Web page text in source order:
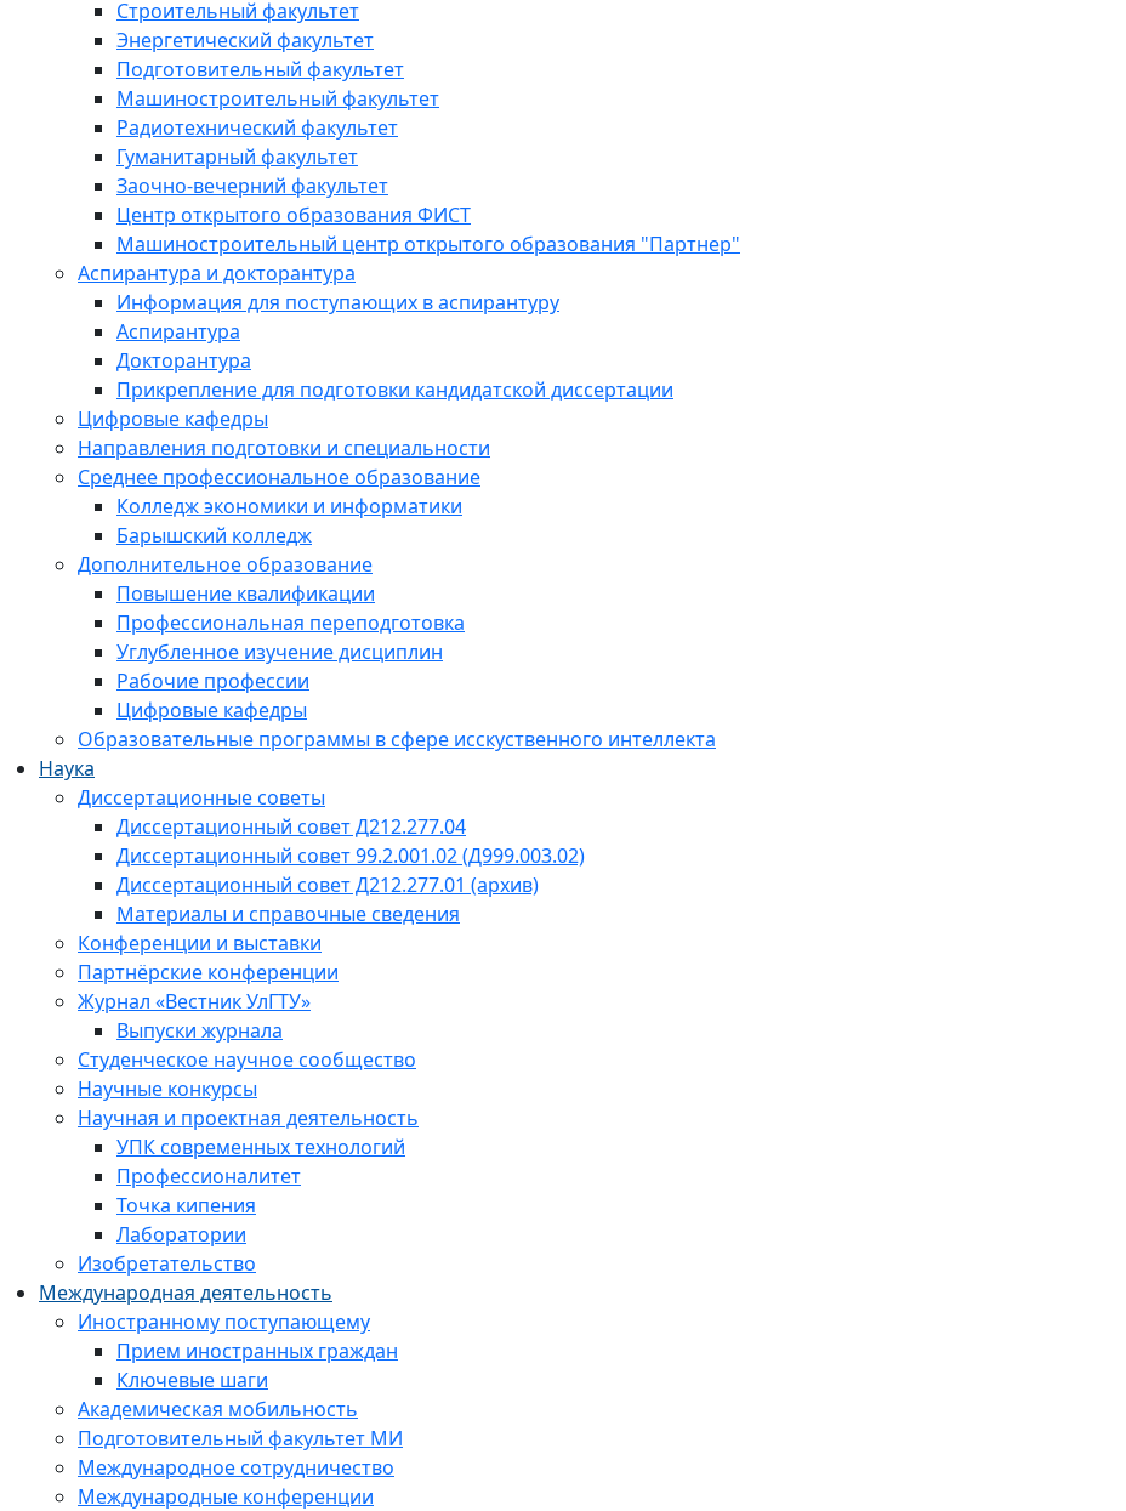
Строительный факультет
Энергетический факультет
Подготовительный факультет
Машиностроительный факультет
Радиотехнический факультет
Гуманитарный факультет
Заочно-вечерний факультет
Центр открытого образования ФИСТ
Машиностроительный центр открытого образования "Партнер"
Аспирантура и докторантура
Информация для поступающих в аспирантуру
Аспирантура
Докторантура
Прикрепление для подготовки кандидатской диссертации
Цифровые кафедры
Направления подготовки и специальности
Среднее профессиональное образование
Колледж экономики и информатики
Барышский колледж
Дополнительное образование
Повышение квалификации
Профессиональная переподготовка
Углубленное изучение дисциплин
Рабочие профессии
Цифровые кафедры
Образовательные программы в сфере исскуственного интеллекта
Наука
Диссертационные советы
Диссертационный совет Д212.277.04
Диссертационный совет 99.2.001.02 (Д999.003.02)
Диссертационный совет Д212.277.01 (архив)
Материалы и справочные сведения
Конференции и выставки
Партнёрские конференции
Журнал «Вестник УлГТУ»
Выпуски журнала
Студенческое научное сообщество
Научные конкурсы
Научная и проектная деятельность
УПК современных технологий
Профессионалитет
Точка кипения
Лаборатории
Изобретательство
Международная деятельность
Иностранному поступающему
Прием иностранных граждан
Ключевые шаги
Академическая мобильность
Подготовительный факультет МИ
Международное сотрудничество
Международные конференции